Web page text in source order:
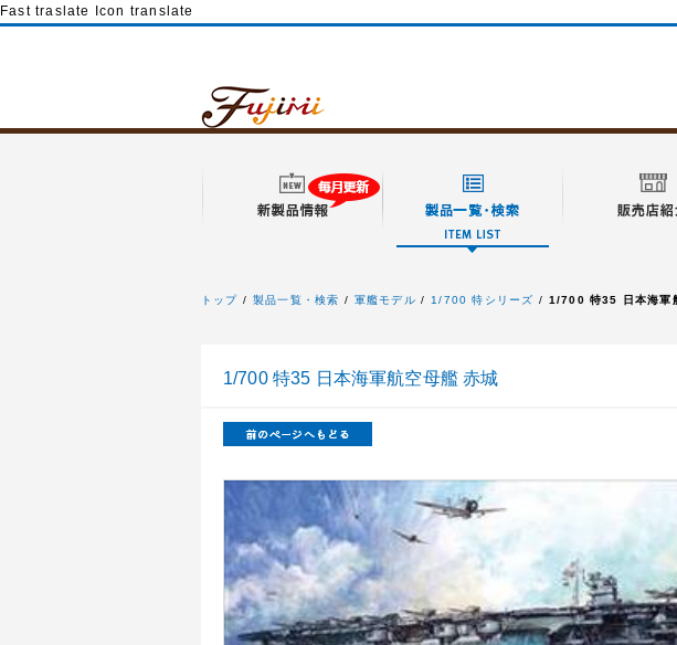
Fast traslate Icon translate
トップ 製品一覧・検索 軍艦モデル 1/700 特シリーズ 1/700 特35 日本海軍
1/700 特35 日本海軍航空母艦 赤城